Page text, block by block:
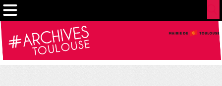
Gestion de vos préférences sur les cookies